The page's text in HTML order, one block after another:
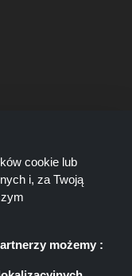
cookie lub
i, za Twoją
możemy :